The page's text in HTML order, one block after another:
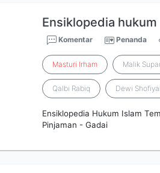
Ensiklopedia
Komentar Penanda
Masturi Irham Malik
Qalbi Rabiq Dewi
Ensiklopedia Hukum Islam
Pinjaman - Gadai